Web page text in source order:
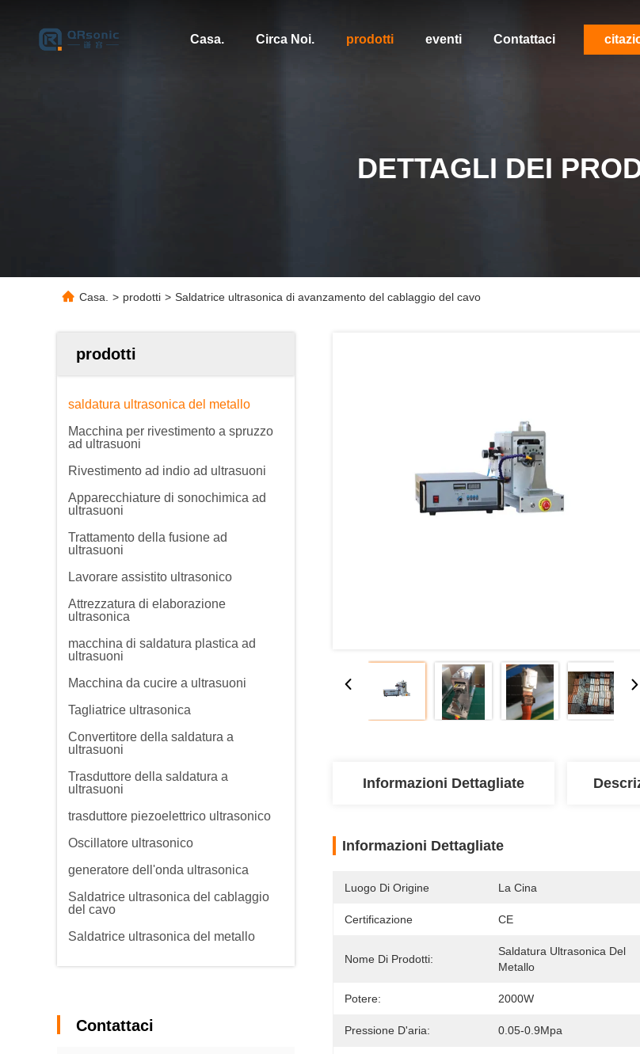
Casa. Circa Noi. prodotti eventi Contattaci
DETTAGLI DEI
Casa. > prodotti > Saldatrice ultrasonica di avanzamento del cablaggio del cavo
prodotti
saldatura ultrasonica del metallo
Macchina per rivestimento a spruzzo
ad ultrasuoni
Rivestimento ad indio ad ultrasuoni
Apparecchiature di sonochimica ad
ultrasuoni
Trattamento della fusione ad
ultrasuoni
Lavorare assistito ultrasonico
Attrezzatura di elaborazione
ultrasonica
macchina di saldatura plastica ad
ultrasuoni
Macchina da cucire a ultrasuoni
Tagliatrice ultrasonica
Convertitore della saldatura a
ultrasuoni
Trasduttore della saldatura a
ultrasuoni
trasduttore piezoelettrico ultrasonico
Oscillatore ultrasonico
generatore dell'onda ultrasonica
Saldatrice ultrasonica del cablaggio
del cavo
Saldatrice ultrasonica del metallo
Contattaci
Informazioni Dettagliate
Informazioni Dettagliate
Luogo Di Origine La Cina
Certificazione CE
Nome Di Prodotti:
Saldatura Ultrasonica Del
Metallo
Potere: 2000W
Pressione D'aria: 0.05-0.9Mpa